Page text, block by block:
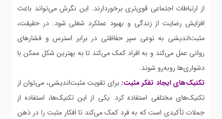
از ارتباطات اجتماعی قوی‌تری برخوردارند. این نگرش می‌تواند باعث
افزایش رضایت از زندگی و بهبود عملکرد شغلی شود. در حقیقت،
مثبت‌اندیشی به نوعی سپر حفاظتی در برابر استرس و فشارهای
روانی عمل می‌کند و به افراد کمک می‌کند تا به بهترین شکل ممکن با
دشواری‌ها روبه‌رو شوند.
تکنیک‌های ایجاد تفکر مثبت: برای تقویت مثبت‌اندیشی، می‌توان از
تکنیک‌های مختلفی استفاده کرد. یکی از این تکنیک‌ها، استفاده از
جملات تأکیدی است که به فرد کمک می‌کند تا افکار مثبت را در ذهن